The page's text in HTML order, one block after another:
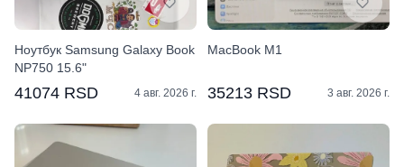
Ноутбук Samsung Galaxy Book
NP750 15.6"
41074 RSD 4 авг. 2026 г.
MacBook M1
35213 RSD 3 авг. 2026 г.